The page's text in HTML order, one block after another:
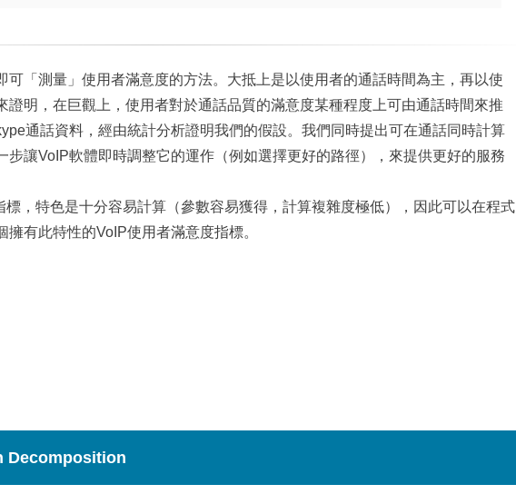
可「測量」使用者滿意度的方法。大抵上是以使用者的通話時間為主，再以使
證明，在巨觀上，使用者對於通話品質的滿意度某種程度上可由通話時間來推
通話資料，經由統計分析證明我們的假設。我們同時提出可在通話同時計算
步讓VoIP軟體即時調整它的運作（例如選擇更好的路徑），來提供更好的服務
，特色是十分容易計算（參數容易獲得，計算複雜度極低），因此可以在程式
有此特性的VoIP使用者滿意度指標。
Decomposition